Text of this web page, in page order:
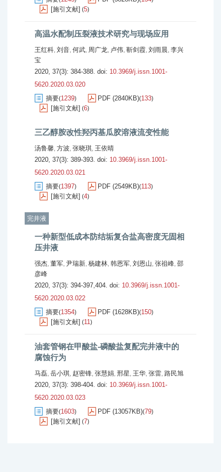
[施引文献] (5)
高温水配制压裂液技术研究与现场应用
王红科, 刘音, 何武, 周广龙, 卢伟, 靳剑霞, 刘雨晨, 李兴
宝
2020, 37(3): 384-388. doi: 10.3969/j.issn.1001-
5620.2020.03.020
摘要(1239) PDF (2840KB)(133)
[施引文献] (6)
三乙醇胺改性羟丙基瓜胶溶液流变性能
汤鲁馨, 方波, 张晓琪, 王依晴
2020, 37(3): 389-393. doi: 10.3969/j.issn.1001-
5620.2020.03.021
摘要(1397) PDF (2549KB)(113)
[施引文献] (4)
完井液
一种新型低成本防结垢复合盐高密度无固相
压井液
强杰, 董军, 尹瑞新, 杨建林, 韩恩军, 刘恩山, 张祖峰, 邵
彦峰
2020, 37(3): 394-397,404. doi: 10.3969/j.issn.1001-
5620.2020.03.022
摘要(1354) PDF (1628KB)(150)
[施引文献] (11)
油套管钢在甲酸盐-磷酸盐复配完井液中的
腐蚀行为
马磊, 岳小琪, 赵密锋, 张慧娟, 邢星, 王华, 张雷, 路民旭
2020, 37(3): 398-404. doi: 10.3969/j.issn.1001-
5620.2020.03.023
摘要(1603) PDF (13057KB)(79)
[施引文献] (7)